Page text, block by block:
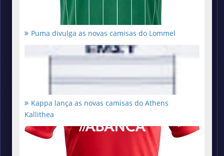
Puma divulga as novas camisas do Lommel
Kappa lança as novas camisas do Athens
Kallithea